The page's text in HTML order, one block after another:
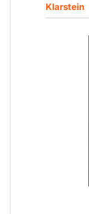
Klarstein